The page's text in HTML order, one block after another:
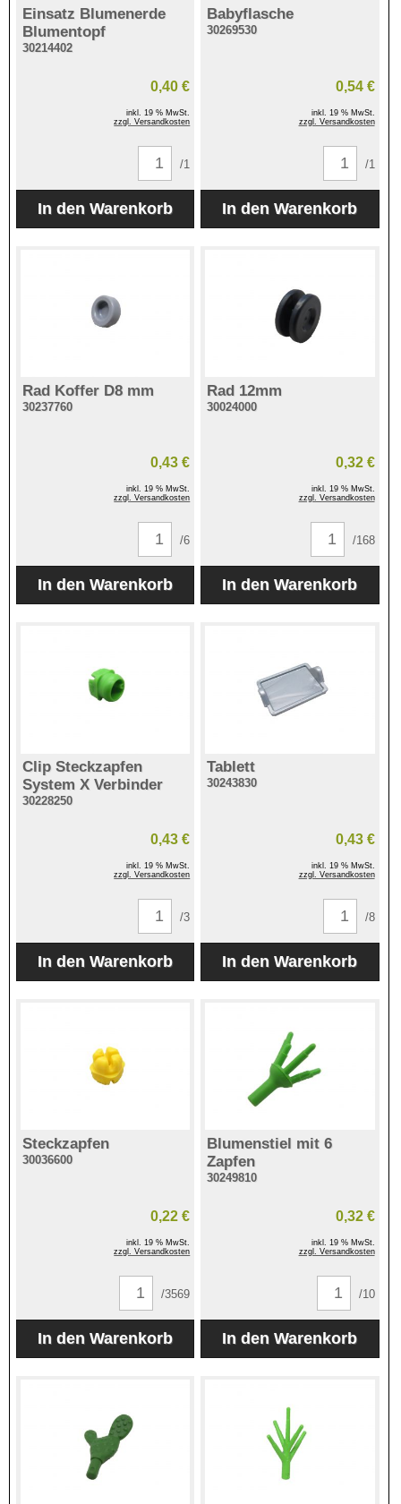
Einsatz Blumenerde
Blumentopf
30214402
0,40 €
inkl. 19 % MwSt.
zzgl. Versandkosten
/1
Babyflasche
30269530
0,54 €
inkl. 19 % MwSt.
zzgl. Versandkosten
/1
Rad Koffer D8 mm
30237760
0,43 €
inkl. 19 % MwSt.
zzgl. Versandkosten
/6
Rad 12mm
30024000
0,32 €
inkl. 19 % MwSt.
zzgl. Versandkosten
/168
Clip Steckzapfen
System X Verbinder
30228250
0,43 €
inkl. 19 % MwSt.
zzgl. Versandkosten
/3
Tablett
30243830
0,43 €
inkl. 19 % MwSt.
zzgl. Versandkosten
/8
Steckzapfen
30036600
0,22 €
inkl. 19 % MwSt.
zzgl. Versandkosten
/3569
Blumenstiel mit 6
Zapfen
30249810
0,32 €
inkl. 19 % MwSt.
zzgl. Versandkosten
/10